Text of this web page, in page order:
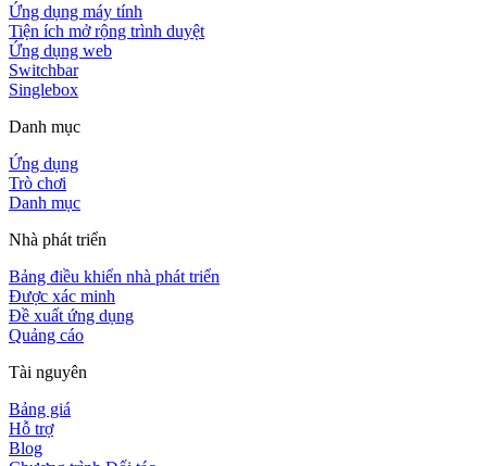
Ứng dụng máy tính
Tiện ích mở rộng trình duyệt
Ứng dụng web
Switchbar
Singlebox
Danh mục
Ứng dụng
Trò chơi
Danh mục
Nhà phát triển
Bảng điều khiển nhà phát triển
Được xác minh
Đề xuất ứng dụng
Quảng cáo
Tài nguyên
Bảng giá
Hỗ trợ
Blog